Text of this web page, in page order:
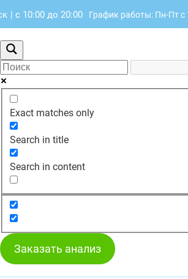
| с 10:00 до 20:00 График работы: Пн-Пт с
Exact matches only
Search in title
Search in content
Заказать анализ